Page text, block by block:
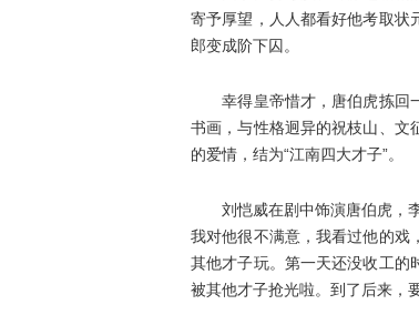
寄予厚望，人人都看好他考取状
郎变成阶下囚。
幸得皇帝惜才，唐伯虎拣回一
书画，与性格迥异的祝枝山、文
的爱情，结为“江南四大才子”。
刘恺威在剧中饰演唐伯虎，李
我对他很不满意，我看过他的戏
其他才子玩。第一天还没收工的
被其他才子抢光啦。到了后来，